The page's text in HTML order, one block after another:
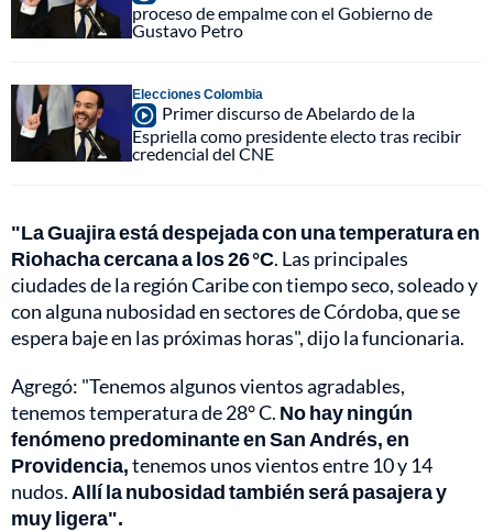
proceso de empalme con el Gobierno de
Gustavo Petro
Elecciones Colombia
Primer discurso de Abelardo de la
Espriella como presidente electo tras recibir
credencial del CNE
"La Guajira está despejada con una temperatura en
Riohacha cercana a los 26 °C. Las principales
ciudades de la región Caribe con tiempo seco, soleado y
con alguna nubosidad en sectores de Córdoba, que se
espera baje en las próximas horas", dijo la funcionaria.
Agregó: "Tenemos algunos vientos agradables,
tenemos temperatura de 28° C. No hay ningún
fenómeno predominante en San Andrés, en
Providencia,tenemos unos vientos entre 10 y 14
nudos. Allí la nubosidad también será pasajera y
muy ligera".